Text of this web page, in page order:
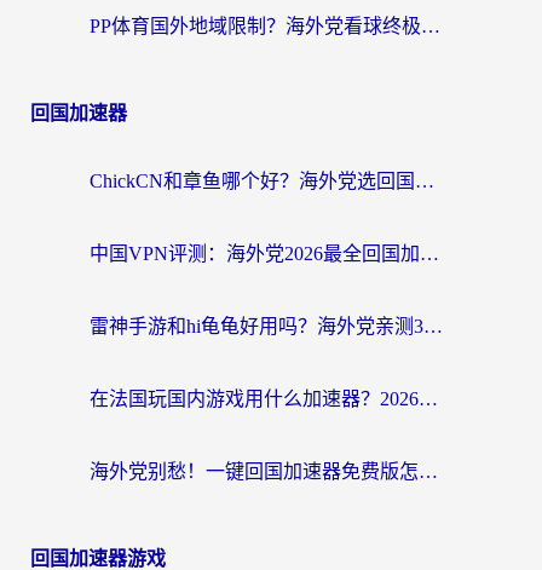
PP体育国外地域限制？海外党看球终极方案：从欧洲杯到奥运会，中文解说不卡顿！
回国加速器
ChickCN和章鱼哪个好？海外党选回国加速器的3个关键维度 + 实用避坑指南
中国VPN评测：海外党2026最全回国加速器选择指南，告别地区限制不踩坑
雷神手游和hi龟龟好用吗？海外党亲测3款回国加速器，教你选对国外到国内加速器
在法国玩国内游戏用什么加速器？2026实测解决延迟卡顿的实用指南
海外党别愁！一键回国加速器免费版怎么选？从踩坑到流畅访问的全攻略
回国加速器游戏